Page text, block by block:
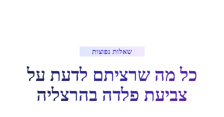
שאלות נפוצות
כל מה שרציתם לדעת על
צביעת פלדה בהרצליה